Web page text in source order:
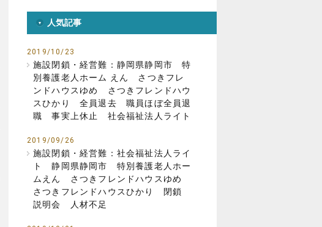
人気記事
2019/10/23
施設閉鎖・経営難：静岡県静岡市 特
別養護老人ホーム えん さつきフレ
ンドハウスゆめ さつきフレンドハウ
スひかり 全員退去 職員ほぼ全員退
職 事実上休止 社会福祉法人ライト
2019/09/26
施設閉鎖・経営難：社会福祉法人ライ
ト 静岡県静岡市 特別養護老人ホー
ムえん さつきフレンドハウスゆめ
さつきフレンドハウスひかり 閉鎖
説明会 人材不足